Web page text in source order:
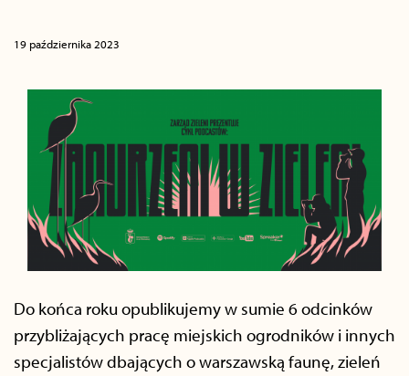
19 października 2023
Do końca roku opublikujemy w sumie 6 odcinków
przybliżających pracę miejskich ogrodników i innych
specjalistów dbających o warszawską faunę, zieleń